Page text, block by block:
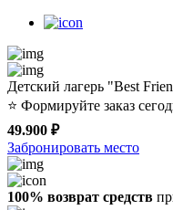
Детский лагерь "Best
⭐️ Формируйте заказ
49.900 ₽
Забронировать место
100% возврат средств